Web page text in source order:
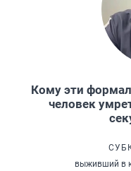
Кому эти
человек
выживший в